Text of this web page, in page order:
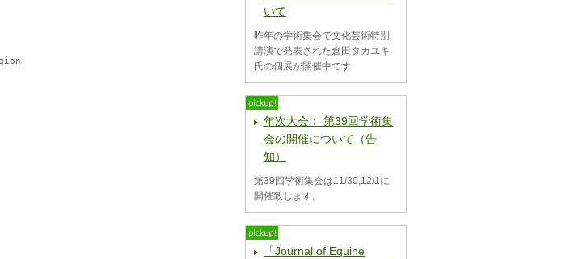
いて
昨年の学術集会で文化芸術特別
講演で発表された倉田タカユキ
氏の個展が開催中です
年次大会： 第39回学術集
会の開催について（告
知）
第39回学術集会は11/30,12/1に
開催致します。
「Journal of Equine